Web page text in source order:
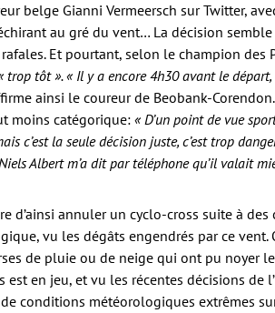
belge Gianni Vermeersch sur Twitter,
au gré du vent… La décision
Et pourtant, selon le champion des
trop tôt ». « Il y a encore 4h30 avant le
ainsi le coureur de Beobank-
moins catégorique: « D’un point de vue
c’est la seule décision juste, c’est trop
Albert m’a dit par téléphone qu’il valait
d’ainsi annuler un cyclo-cross suite à
vu les dégâts engendrés par ce vent.
de pluie ou de neige qui ont pu noyer
est en jeu, et vu les récentes décisions de
conditions météorologiques extrêmes